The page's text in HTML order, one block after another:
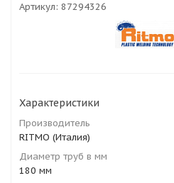
Артикул: 87294326
Характеристики
Производитель
RITMO (Италия)
Диаметр труб в мм
180 мм